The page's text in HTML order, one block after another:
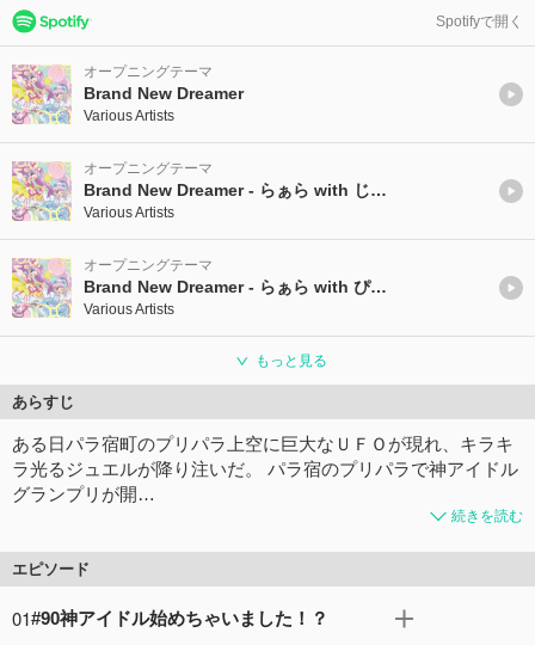
Spotifyで開く
オープニングテーマ
Brand New Dreamer
Various Artists
オープニングテーマ
Brand New Dreamer - らぁら with じゅのんVer.
Various Artists
オープニングテーマ
Brand New Dreamer - らぁら with ぴのんVer.
Various Artists
もっと見る
あらすじ
ある日パラ宿町のプリパラ上空に巨大なＵＦＯが現れ、キラキ
ラ光るジュエルが降り注いだ。 パラ宿のプリパラで神アイドル
グランプリが開…
続きを読む
エピソード
01#90神アイドル始めちゃいました！？